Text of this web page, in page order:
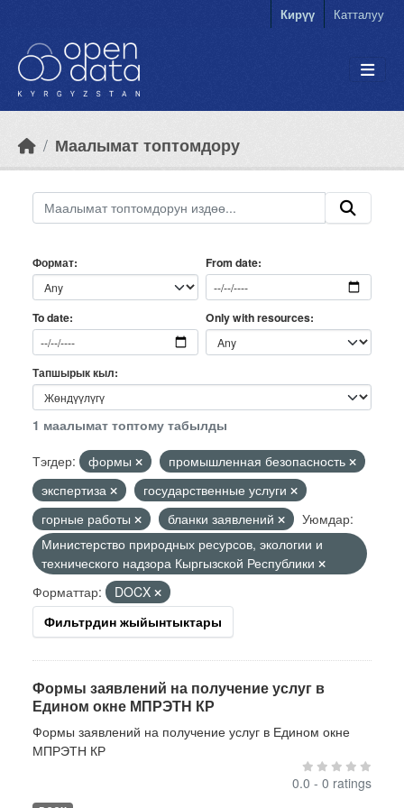
Кирүү Катталуу
Маалымат топтомдору
Формат From date
To date Only with resources
Тапшырык кыл
1 маалымат топтому табылды
Тэгдер:
формы
промышленная безопасность
экспертиза
государственные услуги
горные работы
бланки заявлений
Уюмдар:
Министерство природных ресурсов, экологии и
технического надзора Кыргызской Республики
Форматтар:
DOCX
Фильтрдин жыйынтыктары
Формы заявлений на получение услуг в
Едином окне МПРЭТН КР
Формы заявлений на получение услуг в Едином окне
МПРЭТН КР
0.0 - 0 ratings